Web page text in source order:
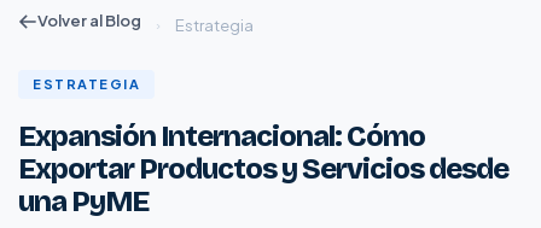
Volver al Blog › Estrategia
ESTRATEGIA
Expansión Internacional: Cómo
Exportar Productos y Servicios desde
una PyME